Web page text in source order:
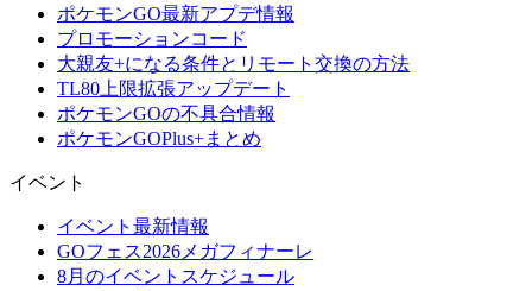
ポケモンGO最新アプデ情報
プロモーションコード
大親友+になる条件とリモート交換の方法
TL80上限拡張アップデート
ポケモンGOの不具合情報
ポケモンGOPlus+まとめ
イベント
イベント最新情報
GOフェス2026メガフィナーレ
8月のイベントスケジュール